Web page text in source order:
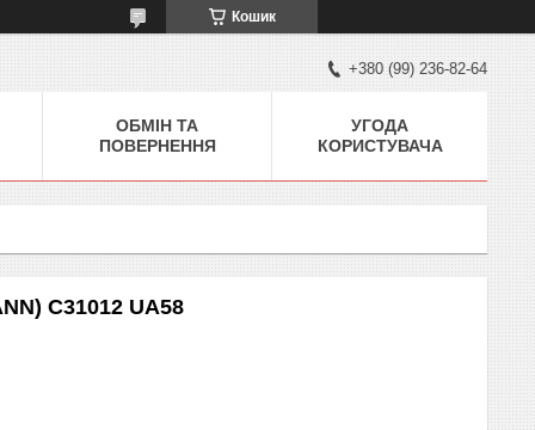
Кошик
+380 (99) 236-82-64
ОБМІН ТА
ПОВЕРНЕННЯ
УГОДА
КОРИСТУВАЧА
C31012 UA58